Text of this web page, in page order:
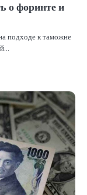
о форинте и
подходе к таможне